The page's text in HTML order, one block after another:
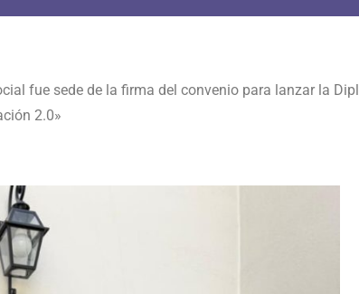
de la Carta Encíclica Magnifica humanitas